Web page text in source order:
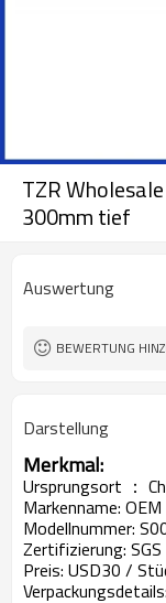
TZR
300mm tief
Auswertung
BEWERTUNG
Darstellung
Merkmal:
Ursprungsort ：
Markenname: OEM
Modellnummer:
Zertifizierung: SGS
Preis: USD30 /